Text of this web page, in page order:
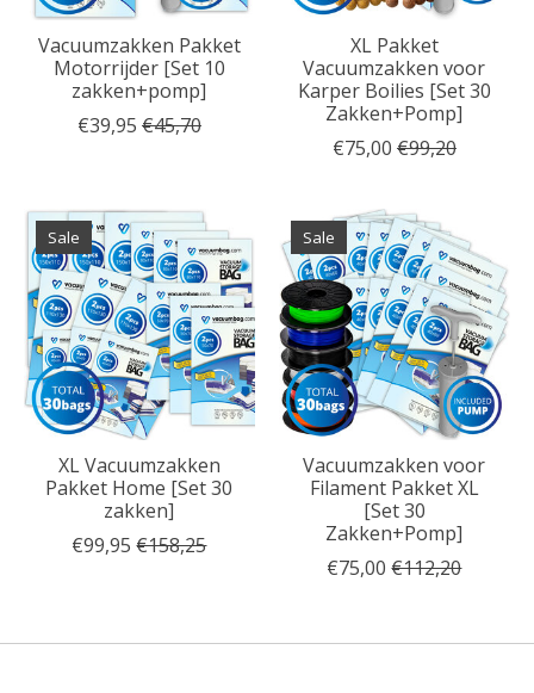
Vacuumzakken Pakket
Motorrijder [Set 10
zakken+pomp]
€39,95 €45,70
XL Pakket
Vacuumzakken voor
Karper Boilies [Set 30
Zakken+Pomp]
€75,00 €99,20
Sale
XL Vacuumzakken
Pakket Home [Set 30
zakken]
€99,95 €158,25
Sale
Vacuumzakken voor
Filament Pakket XL
[Set 30
Zakken+Pomp]
€75,00 €112,20